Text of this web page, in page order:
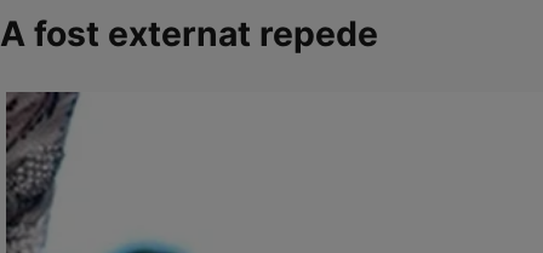
A fost externat repede